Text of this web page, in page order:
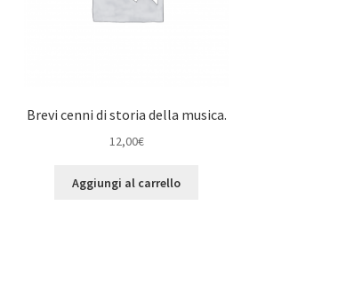
Brevi cenni di storia della musica.
12,00€
Aggiungi al carrello